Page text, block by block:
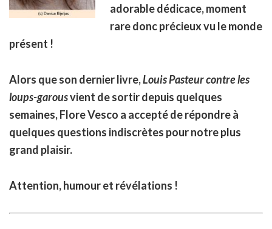
adorable dédicace, moment
rare donc précieux vu le monde
présent !
Alors que son dernier livre,Louis Pasteur contre les
loups-garousvient de sortir depuis quelques
semaines, Flore Vesco a accepté de répondre à
quelques questions indiscrètes pour notre plus
grand plaisir.
Attention, humour et révélations !